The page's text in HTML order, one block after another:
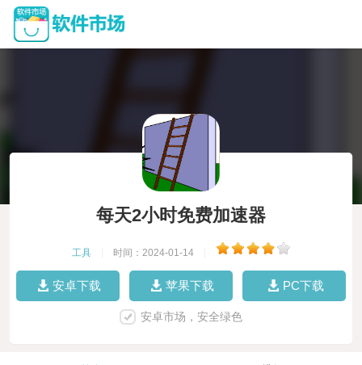
每天2小时免费加速器
工具 时间：2024-01-14
安卓下载 苹果下载 PC下载
安卓市场，安全绿色